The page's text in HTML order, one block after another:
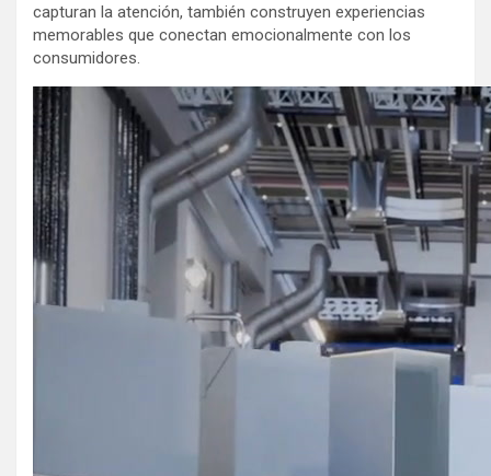
capturan la atención, también construyen experiencias
memorables que conectan emocionalmente con los
consumidores.